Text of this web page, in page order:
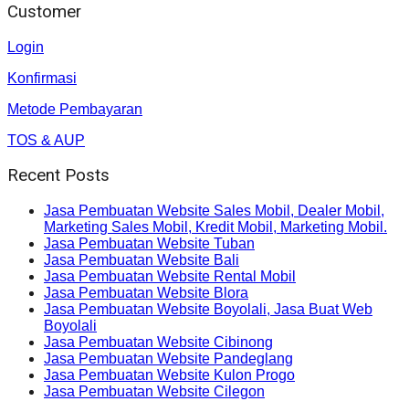
Customer
Login
Konfirmasi
Metode Pembayaran
TOS & AUP
Recent Posts
Jasa Pembuatan Website Sales Mobil, Dealer Mobil,
Marketing Sales Mobil, Kredit Mobil, Marketing Mobil.
Jasa Pembuatan Website Tuban
Jasa Pembuatan Website Bali
Jasa Pembuatan Website Rental Mobil
Jasa Pembuatan Website Blora
Jasa Pembuatan Website Boyolali, Jasa Buat Web
Boyolali
Jasa Pembuatan Website Cibinong
Jasa Pembuatan Website Pandeglang
Jasa Pembuatan Website Kulon Progo
Jasa Pembuatan Website Cilegon